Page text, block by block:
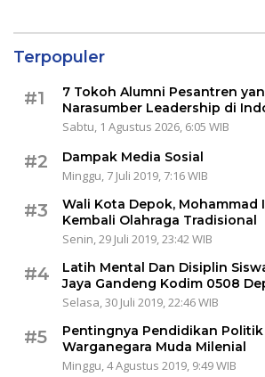
Terpopuler
#1
7 Tokoh Alumni Pesantren
Narasumber Leadership di
Sabtu, 1 Agustus 2026, 6:05 WIB
#2
Dampak Media Sosial
Minggu, 7 Juli 2019, 7:16 WIB
#3
Wali Kota Depok, Mohammad
Kembali Olahraga Tradisional
Senin, 29 Juli 2019, 23:42 WIB
#4
Latih Mental Dan Disiplin
Jaya Gandeng Kodim 0508
Selasa, 30 Juli 2019, 22:46 WIB
#5
Pentingnya Pendidikan Politik
Warganegara Muda Milenial
Minggu, 4 Agustus 2019, 9:49 WIB